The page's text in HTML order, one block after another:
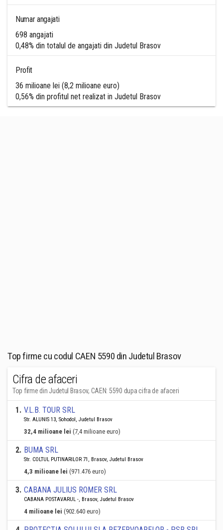
Numar angajati
698 angajati
0,48% din totalul de angajati din Judetul Brasov
Profit
36 milioane lei (8,2 milioane euro)
0,56% din profitul net realizat in Judetul Brasov
Top firme cu codul CAEN 5590 din Judetul Brasov
Cifra de afaceri
Top firme din Judetul Brasov, CAEN: 5590 dupa cifra de afaceri
1. V.L.B. TOUR SRL
Str. ALUNIS 13, Sohodol, Judetul Brasov
32,4 milioane lei (7,4 milioane euro)
2. BUMA SRL
Str. COLTUL PUTINARILOR 71, Brasov, Judetul Brasov
4,3 milioane lei (971.476 euro)
3. CABANA JULIUS ROMER SRL
CABANA POSTAVARUL -, Brasov, Judetul Brasov
4 milioane lei (902.640 euro)